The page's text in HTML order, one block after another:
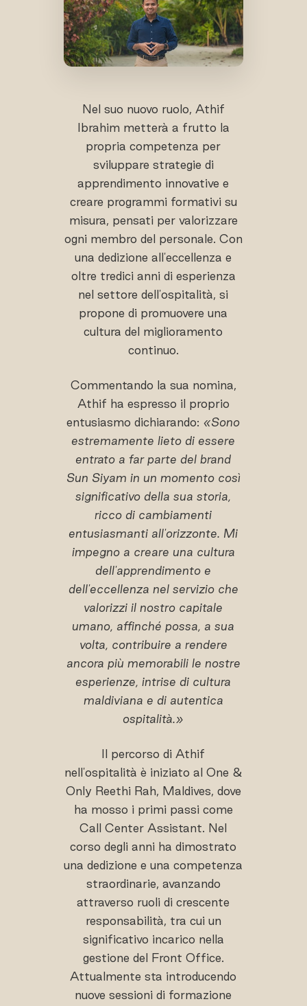
Nel suo nuovo ruolo, Athif
Ibrahim metterà a frutto la
propria competenza per
sviluppare strategie di
apprendimento innovative e
creare programmi formativi su
misura, pensati per valorizzare
ogni membro del personale. Con
una dedizione all'eccellenza e
oltre tredici anni di esperienza
nel settore dell'ospitalità, si
propone di promuovere una
cultura del miglioramento
continuo.
Commentando la sua nomina,
Athif ha espresso il proprio
entusiasmo dichiarando: «Sono
estremamente lieto di essere
entrato a far parte del brand
Sun Siyam in un momento così
significativo della sua storia,
ricco di cambiamenti
entusiasmanti all'orizzonte. Mi
impegno a creare una cultura
dell'apprendimento e
dell'eccellenza nel servizio che
valorizzi il nostro capitale
umano, affinché possa, a sua
volta, contribuire a rendere
ancora più memorabili le nostre
esperienze, intrise di cultura
maldiviana e di autentica
ospitalità.»
Il percorso di Athif
nell'ospitalità è iniziato al One &
Only Reethi Rah, Maldives, dove
ha mosso i primi passi come
Call Center Assistant. Nel
corso degli anni ha dimostrato
una dedizione e una competenza
straordinarie, avanzando
attraverso ruoli di crescente
responsabilità, tra cui un
significativo incarico nella
gestione del Front Office.
Attualmente sta introducendo
nuove sessioni di formazione